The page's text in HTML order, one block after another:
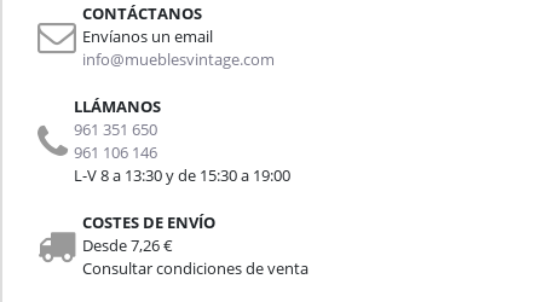
CONTÁCTANOS
Envíanos un email
info@mueblesvintage.com
LLÁMANOS
961 351 650
961 106 146
L-V 8 a 13:30 y de 15:30 a 19:00
COSTES DE ENVÍO
Desde 7,26 €
Consultar condiciones de venta